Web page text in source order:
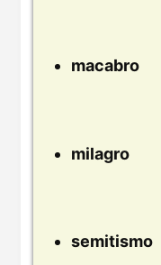
macabro
milagro
semitismo